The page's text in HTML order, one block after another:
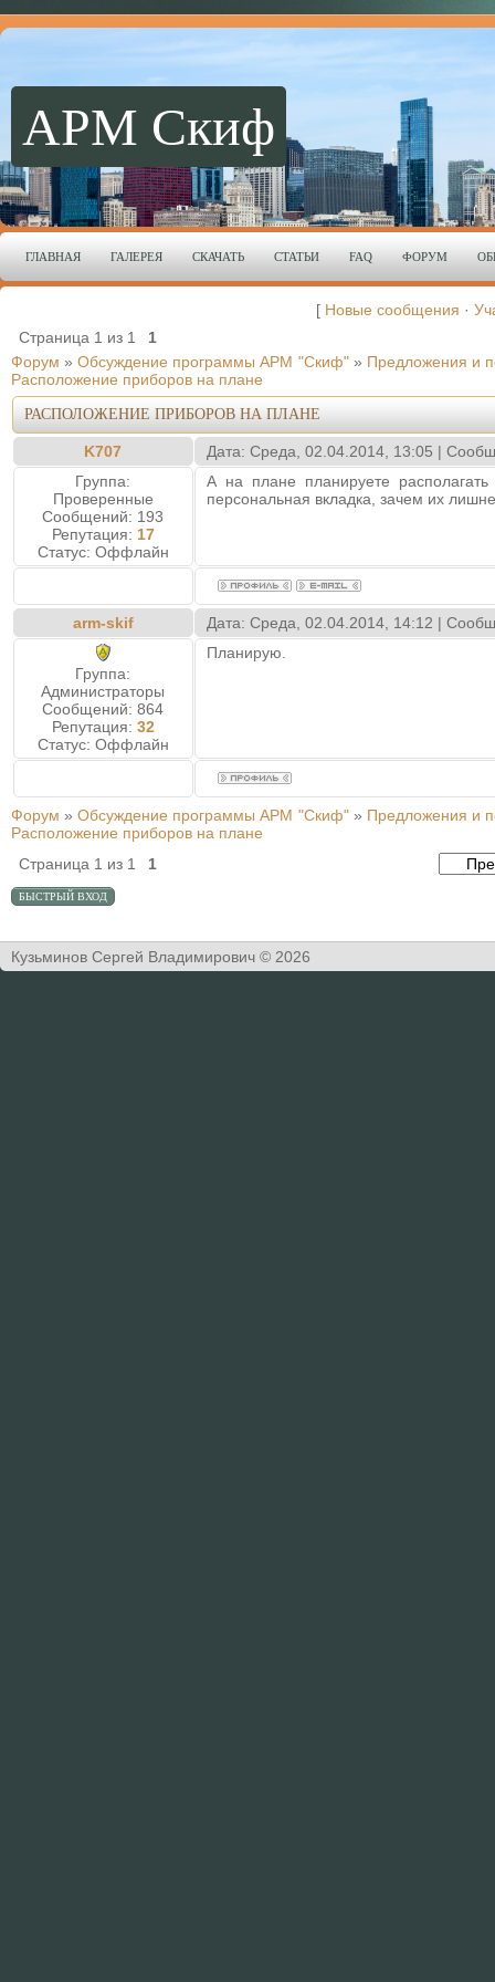
АРМ Скиф
ГЛАВНАЯ ГАЛЕРЕЯ СКАЧАТЬ СТАТЬИ FAQ ФОРУМ
[ Новые сообщения ·
Страница 1 из 1
1
Форум » Обсуждение программы АРМ "Скиф" » Предложения и
Расположение приборов на плане
РАСПОЛОЖЕНИЕ ПРИБОРОВ НА ПЛАНЕ
K707
Дата: Среда, 02.04.2014, 13:05 |
Группа:
Проверенные
Сообщений: 193
Репутация: 17
Статус: Оффлайн
А на плане планируете
персональная вкладка, зачем их
arm-skif Дата: Среда, 02.04.2014, 14:12 |
Группа:
Администраторы
Сообщений:864
Репутация: 32
Статус: Оффлайн
Планирую.
Форум » Обсуждение программы АРМ "Скиф" » Предложения и
Расположение приборов на плане
Страница 1 из 1 1
Кузьминов Сергей Владимирович © 2026